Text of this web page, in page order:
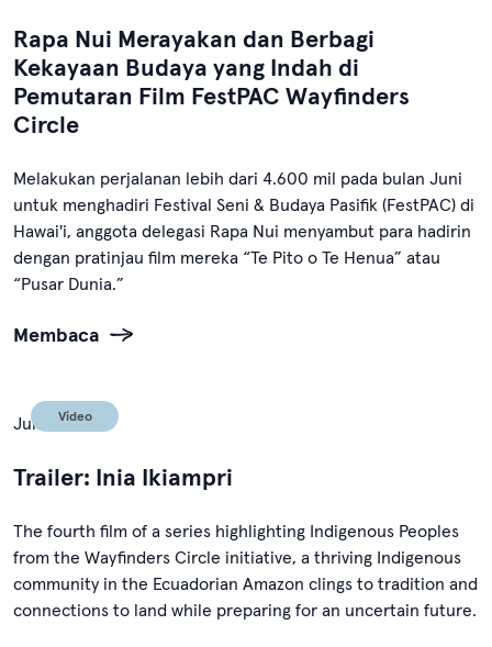
Rapa Nui Merayakan dan Berbagi
Kekayaan Budaya yang Indah di
Pemutaran Film FestPAC Wayfinders
Circle
Melakukan perjalanan lebih dari 4.600 mil pada bulan Juni
untuk menghadiri Festival Seni & Budaya Pasifik (FestPAC) di
Hawai'i, anggota delegasi Rapa Nui menyambut para hadirin
dengan pratinjau film mereka “Te Pito o Te Henua” atau
“Pusar Dunia.”
Membaca
Video
Juli 1, 2024
Trailer: Inia Ikiampri
The fourth film of a series highlighting Indigenous Peoples
from the Wayfinders Circle initiative, a thriving Indigenous
community in the Ecuadorian Amazon clings to tradition and
connections to land while preparing for an uncertain future.